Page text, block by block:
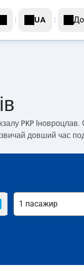
UA
PKP
довший час